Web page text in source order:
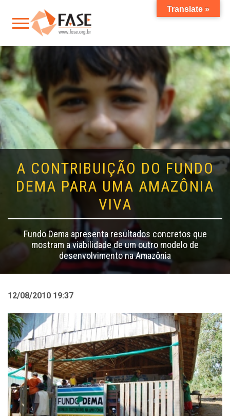
A CONTRIBUIÇÃO DO FUNDO
DEMA PARA UMA AMAZÔNIA
VIVA
Fundo Dema apresenta resultados concretos que
mostram a viabilidade de um outro modelo de
desenvolvimento na Amazônia
12/08/2010 19:37
Translate »